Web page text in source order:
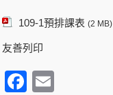
109-1預排課表 (2 MB)
友善列印
F